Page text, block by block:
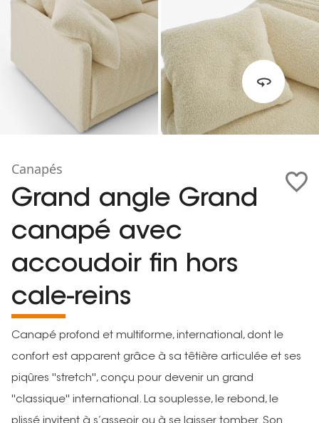
Canapés
Grand angle Grand
canapé avec
accoudoir fin hors
cale-reins
Canapé profond et multiforme, international, dont le
confort est apparent grâce à sa têtière articulée et ses
piqûres ''stretch'', conçu pour devenir un grand
''classique'' international. La souplesse, le rebond, le